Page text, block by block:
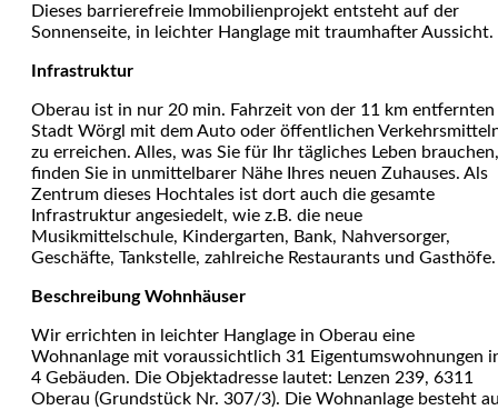
Dieses barrierefreie Immobilienprojekt entsteht auf der
Sonnenseite, in leichter Hanglage mit traumhafter Aussicht.
Infrastruktur
Oberau ist in nur 20 min. Fahrzeit von der 11 km entfernten
Stadt Wörgl mit dem Auto oder öffentlichen
zu erreichen. Alles, was Sie für Ihr tägliches Leben brauchen,
finden Sie in unmittelbarer Nähe Ihres neuen Zuhauses. Als
Zentrum dieses Hochtales ist dort auch die gesamte
Infrastruktur angesiedelt, wie z.B. die neue
Musikmittelschule, Kindergarten, Bank, Nahversorger,
Geschäfte, Tankstelle, zahlreiche Restaurants und Gasthöfe.
Beschreibung Wohnhäuser
Wir errichten in leichter Hanglage in Oberau eine
Wohnanlage mit voraussichtlich 31 Eigentumswohnungen
4 Gebäuden. Die Objektadresse lautet: Lenzen 239, 6311
Oberau (Grundstück Nr. 307/3). Die Wohnanlage besteht